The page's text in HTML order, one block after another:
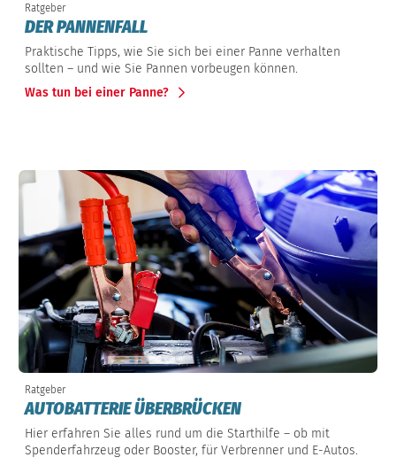
Ratgeber
DER PANNENFALL
Praktische Tipps, wie Sie sich bei einer Panne verhalten
sollten – und wie Sie Pannen vorbeugen können.
Was tun bei einer Panne?
Ratgeber
AUTOBATTERIE ÜBERBRÜCKEN
Hier erfahren Sie alles rund um die Starthilfe – ob mit
Spenderfahrzeug oder Booster, für Verbrenner und E-Autos.